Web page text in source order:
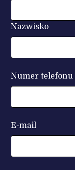
Nazwisko
Numer telefonu
E-mail